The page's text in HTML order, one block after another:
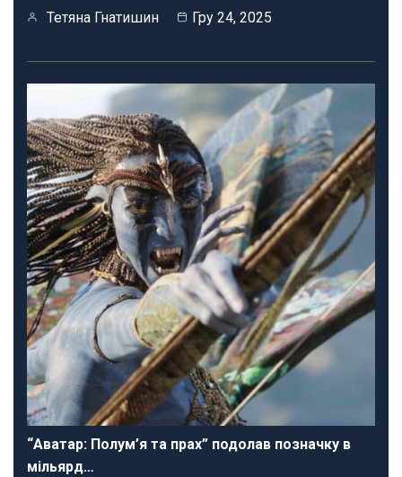
Тетяна Гнатишин Гру 24, 2025
“Аватар: Полум’я та прах” подолав позначку в
мільярд…